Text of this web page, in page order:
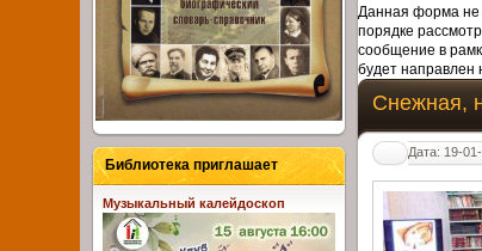
Данная форма не
порядке
сообщение в
будет направлен
Снежная,
Дата: 19-
Библиотека приглашает
Музыкальный калейдоскоп